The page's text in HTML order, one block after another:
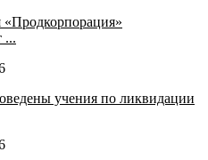
«Продкорпорация»
...
учения по ликвидации